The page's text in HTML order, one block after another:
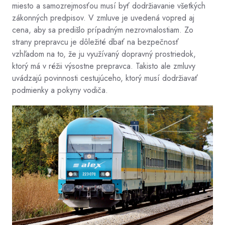
miesto a samozrejmosťou musí byť dodržiavanie všetkých
zákonných predpisov. V zmluve je uvedená vopred aj
cena, aby sa predišlo prípadným nezrovnalostiam. Zo
strany prepravcu je dôležité dbať na bezpečnosť
vzhľadom na to, že ju využívaný dopravný prostriedok,
ktorý má v réžii výsostne prepravca. Takisto ale zmluvy
uvádzajú povinnosti cestujúceho, ktorý musí dodržiavať
podmienky a pokyny vodiča.